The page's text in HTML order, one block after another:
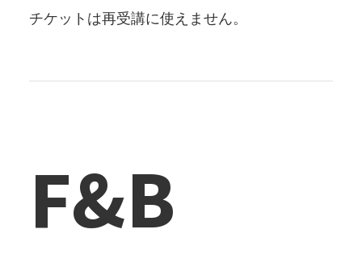
チケットは再受講に使えません。
F&B